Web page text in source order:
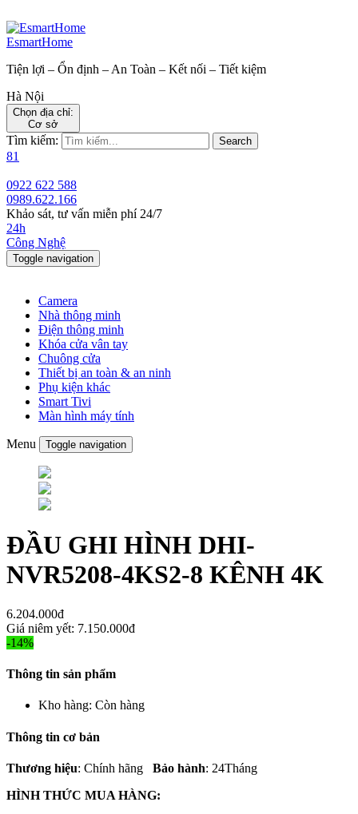
EsmartHome
Tiện lợi – Ổn định – An Toàn – Kết nối – Tiết kiệm
Hà Nội
Chọn địa chỉ:
Cơ sở
Tìm kiếm: Search
81
0922 622 588
0989.622.166
Khảo sát, tư vấn miễn phí 24/7
24h
Công Nghệ
Toggle navigation
Camera
Nhà thông minh
Điện thông minh
Khóa cửa vân tay
Chuông cửa
Thiết bị an toàn & an ninh
Phụ kiện khác
Smart Tivi
Màn hình máy tính
Menu Toggle navigation
ĐẦU GHI HÌNH DHI-
NVR5208-4KS2-8 KÊNH 4K
6.204.000đ
Giá niêm yết: 7.150.000đ
-14%
Thông tin sản phẩm
Kho hàng: Còn hàng
Thông tin cơ bản
Thương hiệu: Chính hãng Bảo hành: 24Tháng
HÌNH THỨC MUA HÀNG: